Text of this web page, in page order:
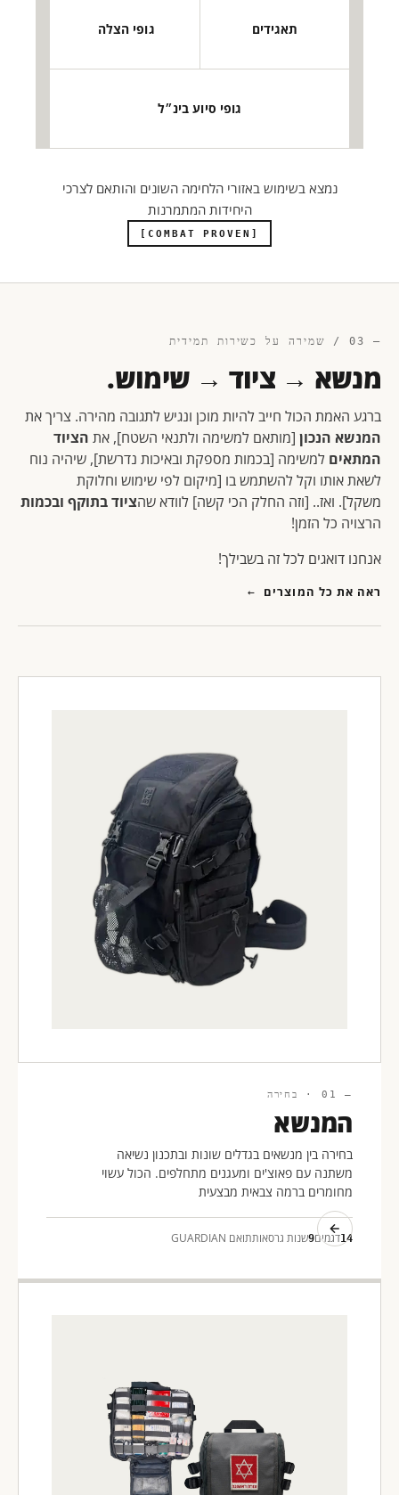
תאגידים גופי הצלה
גופי סיוע בינ״ל
נמצא בשימוש באזורי הלחימה השונים והותאם לצרכי
היחידות המתמרנות
[COMBAT PROVEN]
— 03 / שמירה על כשירות תמידית
מנשא → ציוד → שימוש.
ברגע האמת הכול חייב להיות מוכן ונגיש לתגובה מהירה. צריך את
המנשא הנכון [מותאם למשימה ולתנאי השטח], את הציוד
המתאים למשימה [בכמות מספקת ובאיכות נדרשת], שיהיה נוח
לשאת אותו וקל להשתמש בו [מיקום לפי שימוש וחלוקת
משקל]. ואז.. [וזה החלק הכי קשה] לוודא שהציוד בתוקף ובכמות
הרצויה כל הזמן!
אנחנו דואגים לכל זה בשבילך!
ראה את כל המוצרים
— 01 · בחירה
המנשא
בחירה בין מנשאים בגדלים שונות ובתכנון נשיאה
משתנה עם פאוצ'ים ומעגנים מתחלפים. הכול עשוי
מחומרים ברמה צבאית מבצעית
14דגמים9שנות גרסאותתואם GUARDIAN